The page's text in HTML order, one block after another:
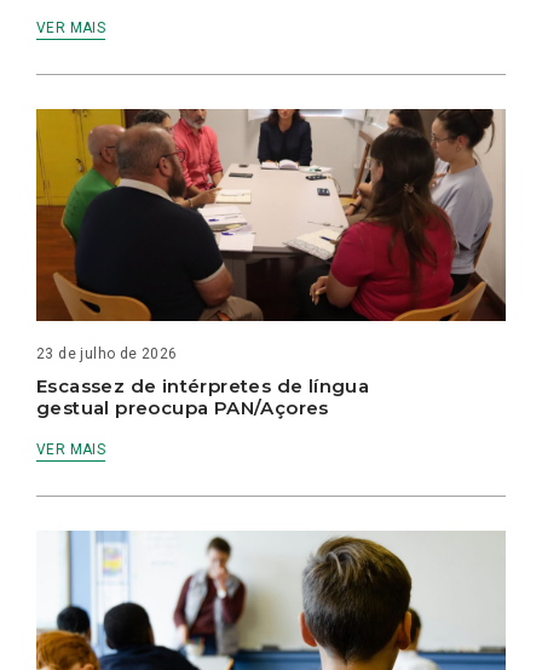
VER MAIS
23 de julho de 2026
Escassez de intérpretes de língua
gestual preocupa PAN/Açores
VER MAIS